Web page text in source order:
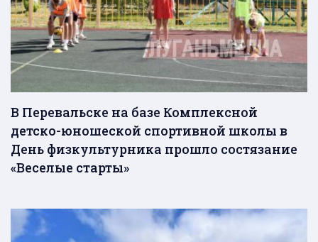
В Перевальске на базе Комплексной
детско-юношеской спортивной школы в
День физкультурника прошло состязание
«Веселые старты»